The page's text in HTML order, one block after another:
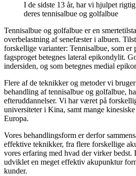
I de sidste 13 år, har vi hjulpet
deres tennisalbue og golfalbue
Tennisalbue og golfalbue er en
overbelastning af senefæster i albuen.
forskellige varianter: Tennisalbue, som er
fagsproget betegnes lateral epikondylit.
indersiden, og som betegnes medial
Flere af de teknikker og metoder vi
behandling af tennisalbue og golfalbue,
efteruddannelser. Vi har været på
universiteter i Kina, samt mange
Europa.
Vores behandlingsform er derfor
effektive teknikker, fra flere forskellige
vores erfaring med hvad der virker
udviklet en meget effektiv akupunktur
kunder.